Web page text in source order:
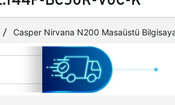
Casper Nirvana N200 Masaüstü